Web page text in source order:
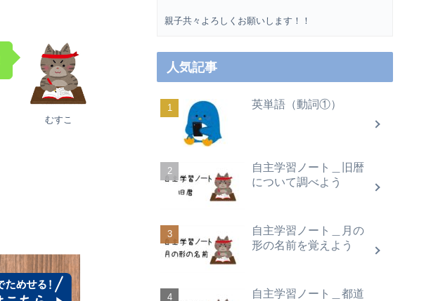
むすこ
親子共々よろしくお願いします！！
人気記事
英単語（動詞①）
自主学習ノート＿旧暦
について調べよう
自主学習ノート＿月の
形の名前を覚えよう
自主学習ノート＿都道